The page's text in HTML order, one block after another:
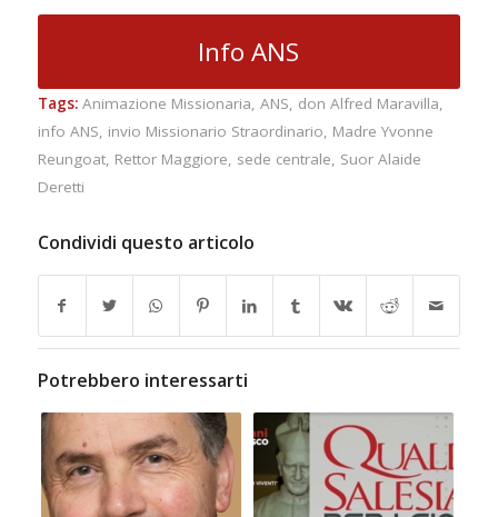
Info ANS
Tags: Animazione Missionaria, ANS, don Alfred Maravilla,
info ANS, invio Missionario Straordinario, Madre Yvonne
Reungoat, Rettor Maggiore, sede centrale, Suor Alaide
Deretti
Condividi questo articolo
Potrebbero interessarti